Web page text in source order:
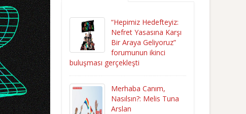
“Hepimiz Hedefteyiz:
Nefret Yasasına Karşı
Bir Araya Geliyoruz”
forumunun ikinci
buluşması gerçekleşti
Merhaba Canım,
Nasılsın?: Melis Tuna
Arslan